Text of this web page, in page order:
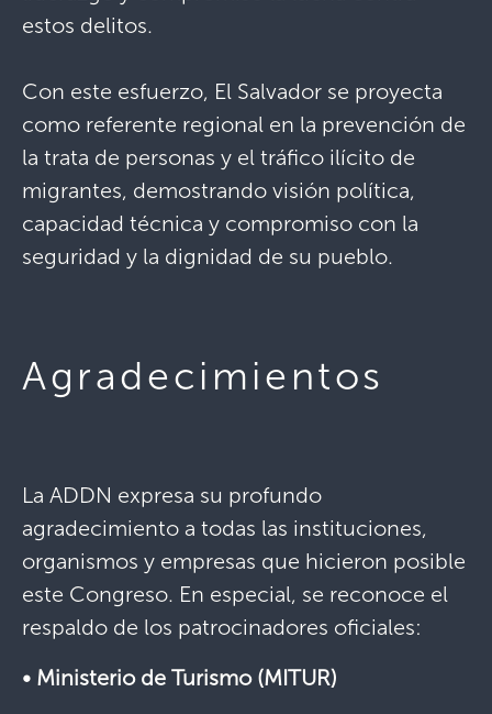
estos delitos.
Con este esfuerzo, El Salvador se proyecta
como referente regional en la prevención de
la trata de personas y el tráfico ilícito de
migrantes, demostrando visión política,
capacidad técnica y compromiso con la
seguridad y la dignidad de su pueblo.
Agradecimientos
La ADDN expresa su profundo
agradecimiento a todas las instituciones,
organismos y empresas que hicieron posible
este Congreso. En especial, se reconoce el
respaldo de los patrocinadores oficiales:
• Ministerio de Turismo (MITUR)